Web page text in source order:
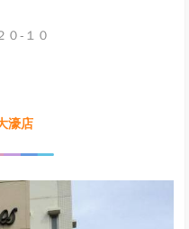
０-１０
濠店